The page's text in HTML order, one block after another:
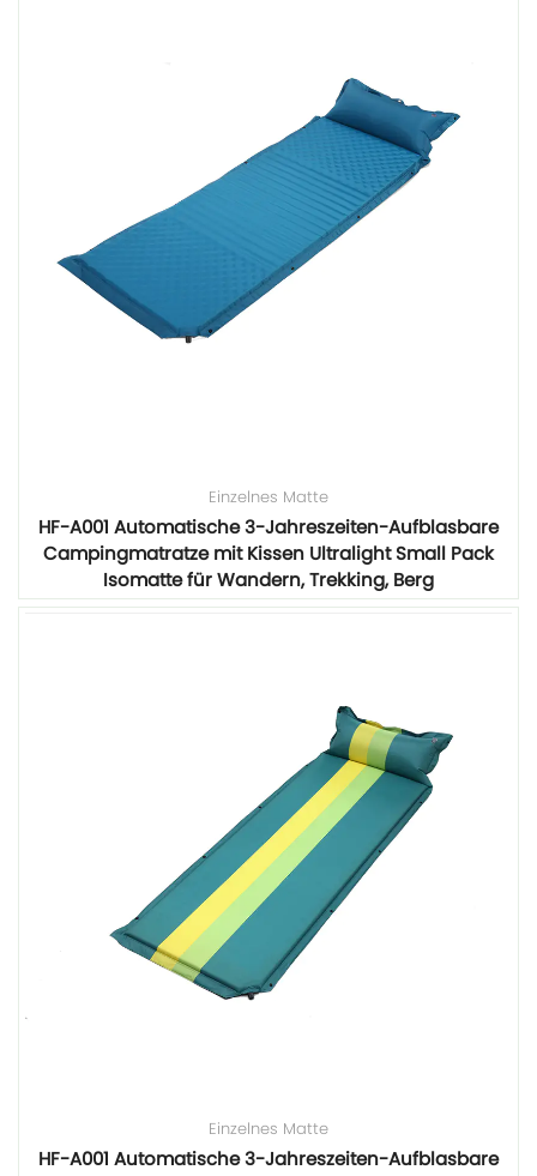
Einzelnes Matte
HF-A001 Automatische 3-Jahreszeiten-Aufblasbare
Campingmatratze mit Kissen Ultralight Small Pack
Isomatte für Wandern, Trekking, Berg
Einzelnes Matte
HF-A001 Automatische 3-Jahreszeiten-Aufblasbare